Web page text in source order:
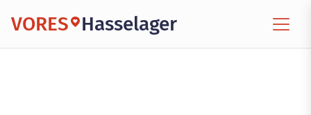
VORES Hasselager